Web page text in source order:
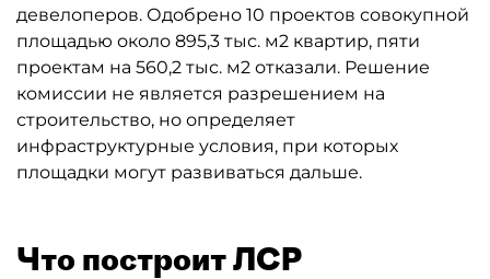
девелоперов. Одобрено 10 проектов совокупной
площадью около 895,3 тыс. м2 квартир, пяти
проектам на 560,2 тыс. м2 отказали. Решение
комиссии не является разрешением на
строительство, но определяет
инфраструктурные условия, при которых
площадки могут развиваться дальше.
Что построит ЛСР